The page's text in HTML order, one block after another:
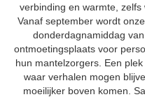
verbinding en warmte, zelfs
Vanaf september wordt
donderdagnamiddag
ontmoetingsplaats voor
hun mantelzorgers. Een
waar verhalen mogen
moeilijker boven komen.